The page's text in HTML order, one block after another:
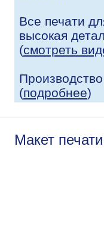
Все печати
высокая
(смотреть
(подробнее)
Макет